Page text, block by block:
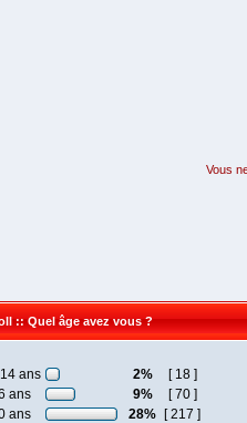
Vous
:: Quel âge avez vous ?
ans 2%
[ 18 ]
ans
9%
[ 70 ]
ans
28%
[ 217 ]